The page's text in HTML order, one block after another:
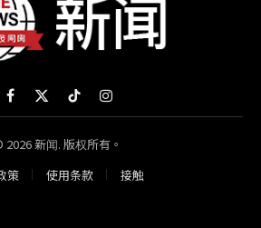
Facebook
X
(Twitter)
TikTokInstagram
2026 新闻. 版权所有。
策
使用条款 接触